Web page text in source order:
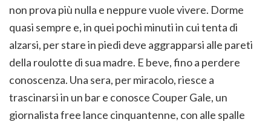
non prova più nulla e neppure vuole vivere. Dorme
quasi sempre e, in quei pochi minuti in cui tenta di
alzarsi, per stare in piedi deve aggrapparsi alle pareti
della roulotte di sua madre. E beve, fino a perdere
conoscenza. Una sera, per miracolo, riesce a
trascinarsi in un bar e conosce Couper Gale, un
giornalista free lance cinquantenne, con alle spalle